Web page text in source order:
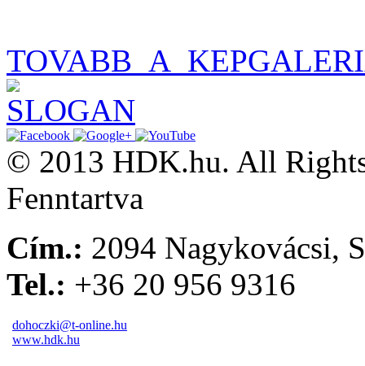
© 2013 HDK.hu. All
Fenntartva
Cím.: 2094 Nagykovácsi,
Tel.: +36 20 956 9316
dohoczki@t-online.hu
www.hdk.hu